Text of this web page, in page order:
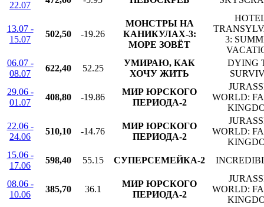
22.07
13.07 -
15.07
502,50 -19.26
МОНСТРЫ НА
КАНИКУЛАХ-3:
МОРЕ ЗОВЁТ
3:
06.07 -
08.07
622,40 52.25
УМИРАЮ, КАК
ХОЧУ ЖИТЬ
DYING
29.06 -
01.07
408,80 -19.86
МИР ЮРСКОГО
ПЕРИОДА-2
WORLD:
22.06 -
24.06
510,10 -14.76
МИР ЮРСКОГО
ПЕРИОДА-2
WORLD:
15.06 -
17.06
598,40 55.15 СУПЕРСЕМЕЙКА-2
08.06 -
10.06
385,70 36.1
МИР ЮРСКОГО
ПЕРИОДА-2
WORLD: